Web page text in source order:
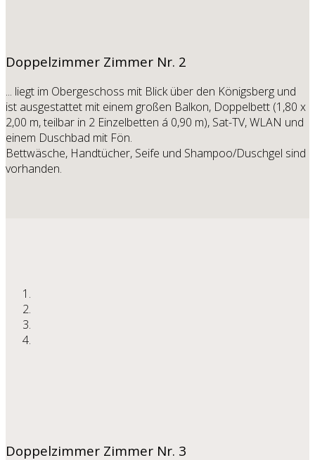
Doppelzimmer Zimmer Nr. 2
... liegt im Obergeschoss mit Blick über den Königsberg und
ist ausgestattet mit einem großen Balkon, Doppelbett (1,80 x
2,00 m, teilbar in 2 Einzelbetten á 0,90 m), Sat-TV, WLAN und
einem Duschbad mit Fön.
Bettwäsche, Handtücher, Seife und Shampoo/Duschgel sind
vorhanden.
Doppelzimmer Zimmer Nr. 3